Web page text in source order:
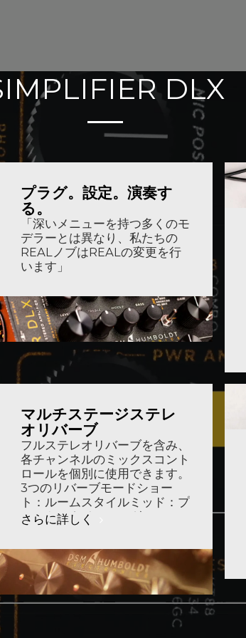
DLX
プラグ。設定。演奏す
る。
「深いメニューを持つ多くのモ
デラーとは異なり、私たちの
REALノブはREALの変更を行
います」
マルチステージステレ
オリバーブ
フルステレオリバーブを含み、
各チャンネルのミックスコント
ロールを個別に使用できます。
3つのリバーブモードショー
ト：ルームスタイルミッド：プ
レートスタイルロング：エーテ
さらに詳しく